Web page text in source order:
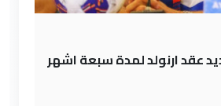
عقد ارنولد لمدة سبعة اشهر